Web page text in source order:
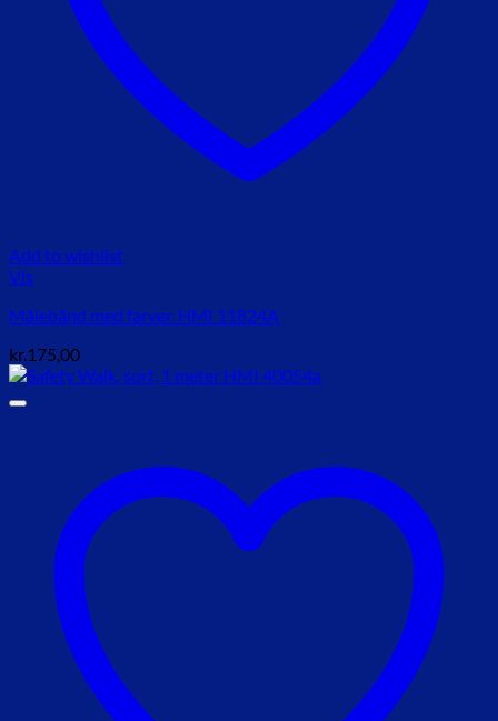
Add to wishlist
Vis
Målebånd med farver. HMI 11824A
kr.175,00